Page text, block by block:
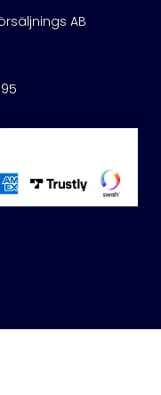
AB